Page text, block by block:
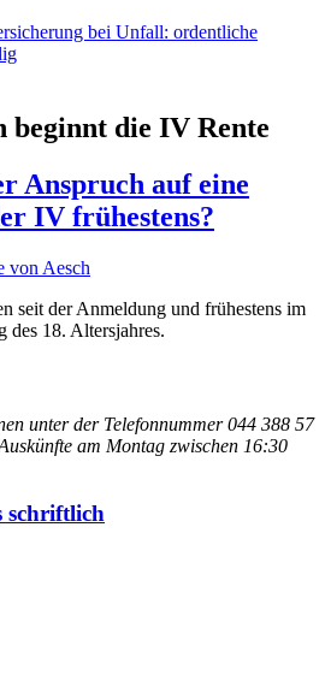
bei Unfall: ordentliche
beginnt die IV Rente
Anspruch auf eine
IV frühestens?
von Aesch
seit der Anmeldung und frühestens im
des 18. Altersjahres.
unter der Telefonnummer 044 388 57
am Montag zwischen 16:30
schriftlich